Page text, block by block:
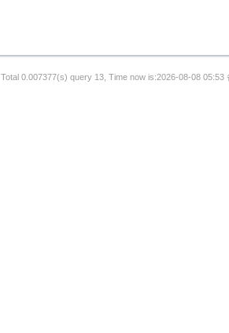
Total 0.007377(s) query 13, Time now is:2026-08-08 05:53